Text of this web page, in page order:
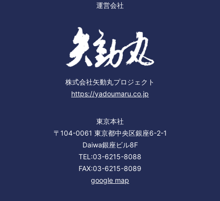
運営会社
株式会社矢動丸プロジェクト
https://yadoumaru.co.jp
東京本社
〒104-0061 東京都中央区銀座6-2-1
Daiwa銀座ビル8F
TEL:03-6215-8088
FAX:03-6215-8089
google map